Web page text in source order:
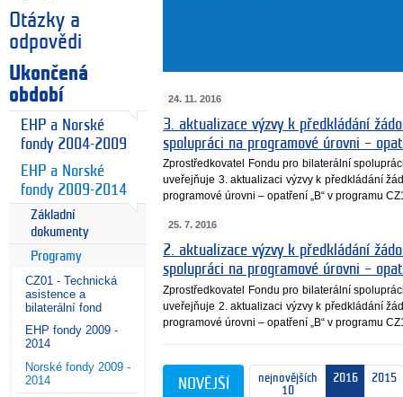
Otázky a
odpovědi
Ukončená
období
EHP a Norské
fondy 2004-2009
EHP a Norské
fondy 2009-2014
Základní
dokumenty
Programy
CZ01 - Technická
asistence a
bilaterální fond
EHP fondy 2009 -
2014
Norské fondy 2009 -
2014
24. 11. 2016
3. aktualizace výzvy k předkládání
spolupráci na programové úrovni –
Zprostředkovatel Fondu pro bilaterální
uveřejňuje 3. aktualizaci výzvy k předkládání
programové úrovni – opatření „B“ v programu
25. 7. 2016
2. aktualizace výzvy k předkládání
spolupráci na programové úrovni –
Zprostředkovatel Fondu pro bilaterální
uveřejňuje 2. aktualizaci výzvy k předkládání
programové úrovni – opatření „B“ v programu
nejnovějších
10
2016 2015
NOVĚJŠÍ